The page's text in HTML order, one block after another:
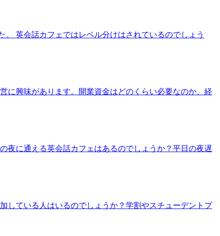
英会話カフェではレベル分けはされているのでしょう
に興味があります。開業資金はどのくらい必要なのか、経
夜に通える英会話カフェはあるのでしょうか？平日の夜遅
している人はいるのでしょうか？学割やスチューデントプ